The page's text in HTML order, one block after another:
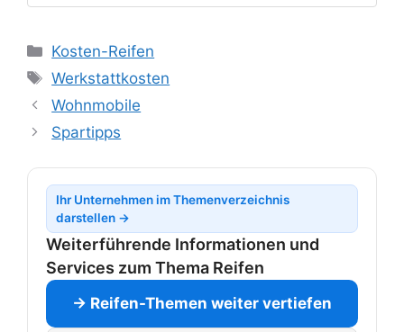
Kategorien
Kosten-Reifen
Schlagwörter
Werkstattkosten
Wohnmobile
Spartipps
Ihr Unternehmen im Themenverzeichnis
darstellen →
Weiterführende Informationen und
Services zum Thema Reifen
→ Reifen-Themen weiter vertiefen